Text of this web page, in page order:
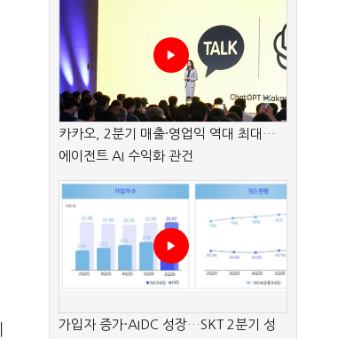
카카오, 2분기 매출·영업익 역대 최대…
에이전트 AI 수익화 관건
가입자 증가·AIDC 성장…SKT 2분기 성